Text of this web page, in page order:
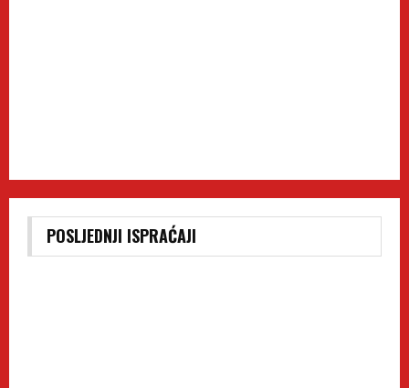
POSLJEDNJI ISPRAĆAJI